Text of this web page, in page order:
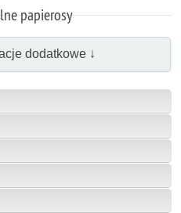
papierosy
dodatkowe ↓